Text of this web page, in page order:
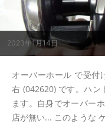
2023年1月14日
オーバーホール で受付
右 (042620) です。ハン
ます。自身でオーバー
店が無い... このような